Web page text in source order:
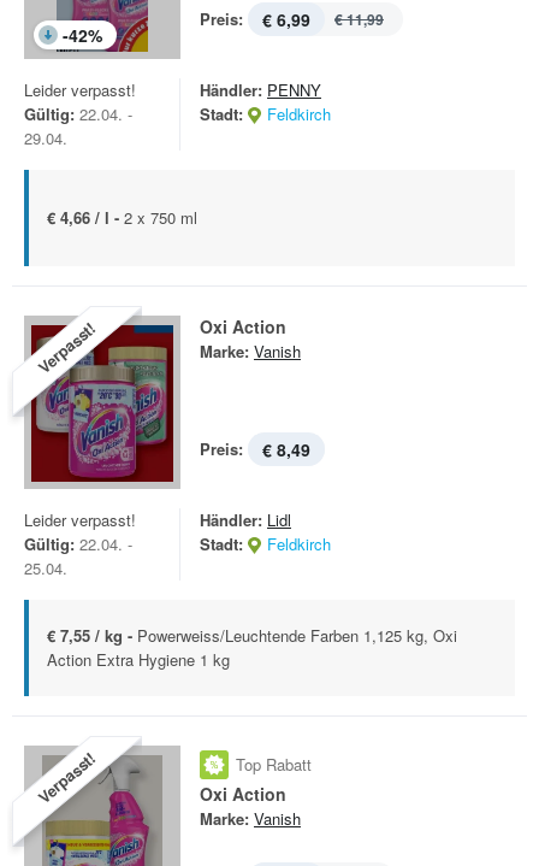
-42%
Preis: € 6,99 € 11,99
Leider verpasst!
Gültig: 22.04. -
29.04.
Händler: PENNY
Stadt:
Feldkirch
€ 4,66 / l - 2 x 750 ml
Verpasst! Oxi Action
Marke: Vanish
Preis: € 8,49
Leider verpasst!
Gültig: 22.04. -
25.04.
Händler: Lidl
Stadt:
Feldkirch
€ 7,55 / kg - Powerweiss/Leuchtende Farben 1,125 kg, Oxi
Action Extra Hygiene 1 kg
Verpasst! Top Rabatt
Oxi Action
Marke: Vanish